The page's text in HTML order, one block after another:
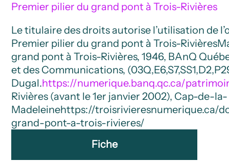
Premier pilier du grand pont à Trois-Rivières
Le titulaire des droits autorise l’utilisation de
Premier pilier du grand pont à Trois-Rivières
grand pont à Trois-Rivières, 1946, BAnQ
et des Communications,
Dugal.https://numerique.banq.qc.ca/
Rivières (avant le 1er janvier 2002), Cap-de-la-
Madeleinehttps://troisrivieresnumerique.ca/
grand-pont-a-trois-rivieres/
Fiche